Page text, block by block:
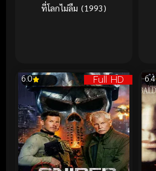
ที่โลกไม่ลืม (1993)
Full HD
6.0 6.4